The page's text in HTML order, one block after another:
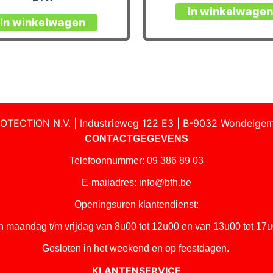
In winkelwagen
In winkelwagen
N.V. | Industrieweg 122 E3 | B-9032
CONTACTGEGEVENS
Telefoonnummer: 09 386 89 03
E-mailadres: info@bfh.be
Openingsuren klantendienst:
maandag t/m vrijdag van 8u00 tot 12u00 en van 13u00 tot
Gesloten in het weekend en op feestdagen.
KLANTENSERVICE